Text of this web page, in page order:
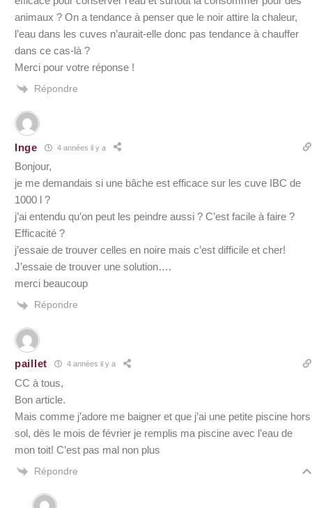
animaux ? On a tendance à penser que le noir attire la chaleur,
l’eau dans les cuves n’aurait-elle donc pas tendance à chauffer
dans ce cas-là ?
Merci pour votre réponse !
Répondre
Inge 4 années il y a
Bonjour,
je me demandais si une bâche est efficace sur les cuve IBC de
1000 l ?
j’ai entendu qu’on peut les peindre aussi ? C’est facile à faire ?
Efficacité ?
j’essaie de trouver celles en noire mais c’est difficile et cher!
J’essaie de trouver une solution….
merci beaucoup
Répondre
paillet 4 années il y a
CC à tous,
Bon article.
Mais comme j’adore me baigner et que j’ai une petite piscine hors
sol, dès le mois de février je remplis ma piscine avec l’eau de
mon toit! C’est pas mal non plus
Répondre